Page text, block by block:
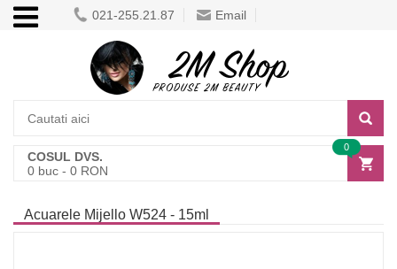
021-255.21.87 Email
COSUL DVS.
0 buc - 0 RON
0
Acuarele Mijello W524 - 15ml